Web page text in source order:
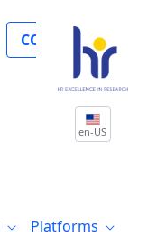
COLLABORATE
en-US
Platforms